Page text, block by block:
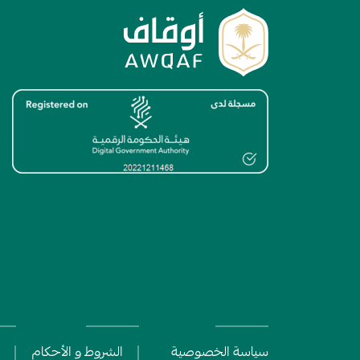
الصورة
Policy and Terms menu
سياسة الخصوصية الشروط و اﻷحكام